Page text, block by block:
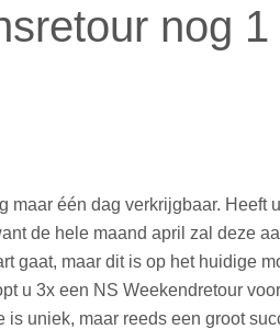
Engeland
Nederland
Trein naar Oostenrijk
Polen
nog
maar één dag verkrijgbaar.
de hele maand april zal deze
gaat, maar dit is op het huidige
u 3x een NS Weekendretour
is uniek, maar reeds een groot